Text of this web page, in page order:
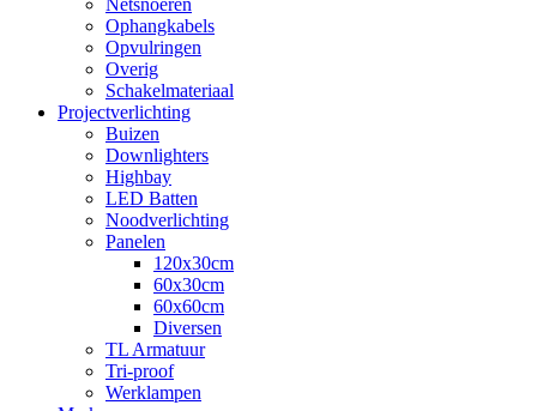
Netsnoeren
Ophangkabels
Opvulringen
Overig
Schakelmateriaal
Projectverlichting
Buizen
Downlighters
Highbay
LED Batten
Noodverlichting
Panelen
120x30cm
60x30cm
60x60cm
Diversen
TL Armatuur
Tri-proof
Werklampen